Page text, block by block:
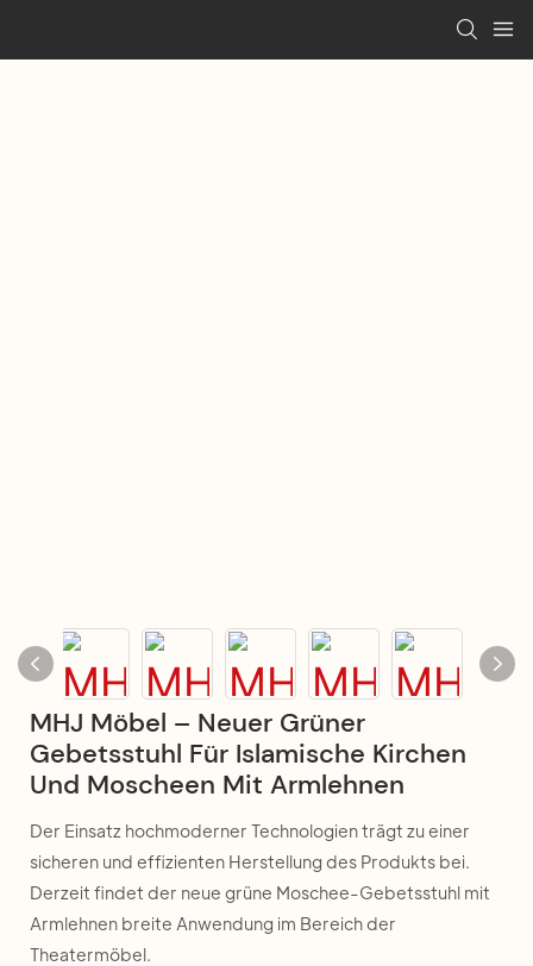
MHJ Möbel – Neuer Grüner
Gebetsstuhl Für Islamische Kirchen
Und Moscheen Mit Armlehnen
Der Einsatz hochmoderner Technologien trägt zu einer
sicheren und effizienten Herstellung des Produkts bei.
Derzeit findet der neue grüne Moschee-Gebetsstuhl mit
Armlehnen breite Anwendung im Bereich der
Theatermöbel.